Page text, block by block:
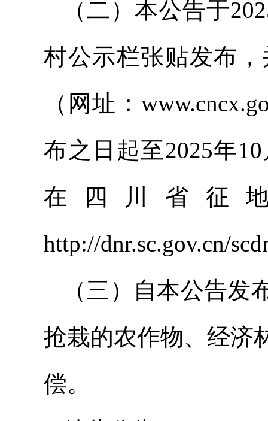
（二）本公告于
村公示栏张贴发布
（网址：
布之日起至2025年
在四川省征
http://dnr.sc.gov.cn/
（三）自本公告
抢栽的农作物、经济
偿。